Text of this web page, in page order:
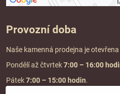
Provozní doba
Naše kamenná prodejna je
Pondělí až čtvrtek7:00 – 16:00
Pátek7:00 – 15:00 hodin.